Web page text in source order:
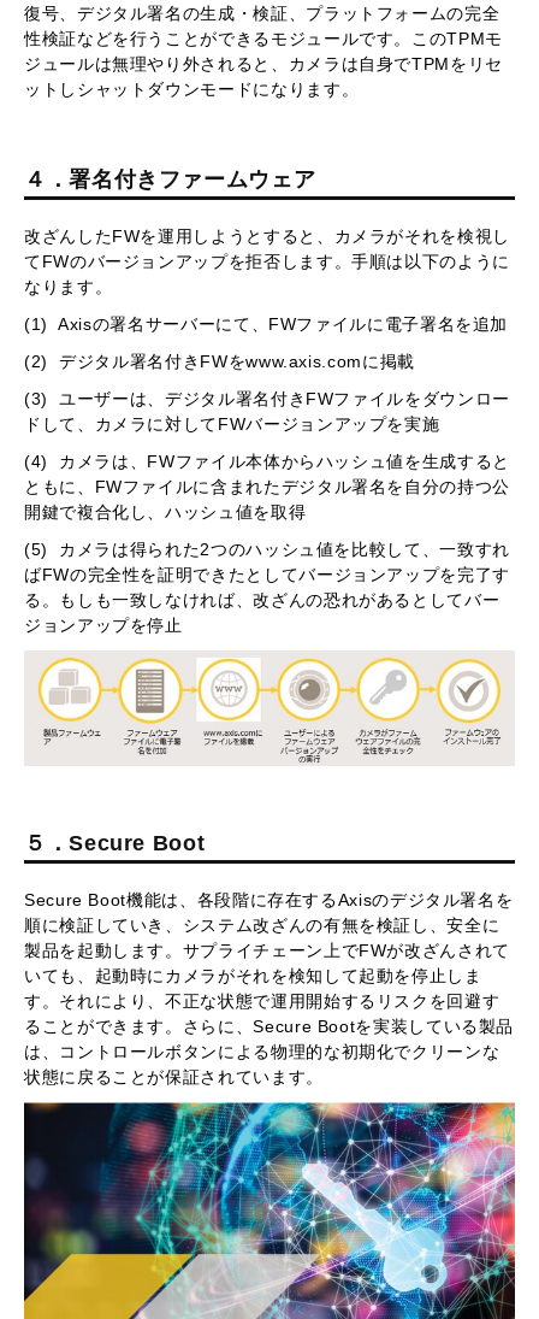
復号、デジタル署名の生成・検証、プラットフォームの完全
性検証などを行うことができるモジュールです。このTPMモ
ジュールは無理やり外されると、カメラは自身でTPMをリセ
ットしシャットダウンモードになります。
４．署名付きファームウェア
改ざんしたFWを運用しようとすると、カメラがそれを検視し
てFWのバージョンアップを拒否します。手順は以下のように
なります。
(1) Axisの署名サーバーにて、FWファイルに電子署名を追加
(2) デジタル署名付きFWをwww.axis.comに掲載
(3) ユーザーは、デジタル署名付きFWファイルをダウンロー
ドして、カメラに対してFWバージョンアップを実施
(4) カメラは、FWファイル本体からハッシュ値を生成すると
ともに、FWファイルに含まれたデジタル署名を自分の持つ公
開鍵で複合化し、ハッシュ値を取得
(5) カメラは得られた2つのハッシュ値を比較して、一致すれ
ばFWの完全性を証明できたとしてバージョンアップを完了す
る。もしも一致しなければ、改ざんの恐れがあるとしてバー
ジョンアップを停止
５．Secure Boot
Secure Boot機能は、各段階に存在するAxisのデジタル署名を
順に検証していき、システム改ざんの有無を検証し、安全に
製品を起動します。サプライチェーン上でFWが改ざんされて
いても、起動時にカメラがそれを検知して起動を停止しま
す。それにより、不正な状態で運用開始するリスクを回避す
ることができます。さらに、Secure Bootを実装している製品
は、コントロールボタンによる物理的な初期化でクリーンな
状態に戻ることが保証されています。